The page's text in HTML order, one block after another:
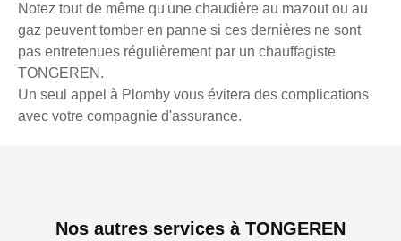
Notez tout de même qu'une chaudière au mazout ou au
gaz peuvent tomber en panne si ces dernières ne sont
pas entretenues régulièrement par un chauffagiste
TONGEREN.
Un seul appel à Plomby vous évitera des complications
avec votre compagnie d'assurance.
Nos autres services à TONGEREN